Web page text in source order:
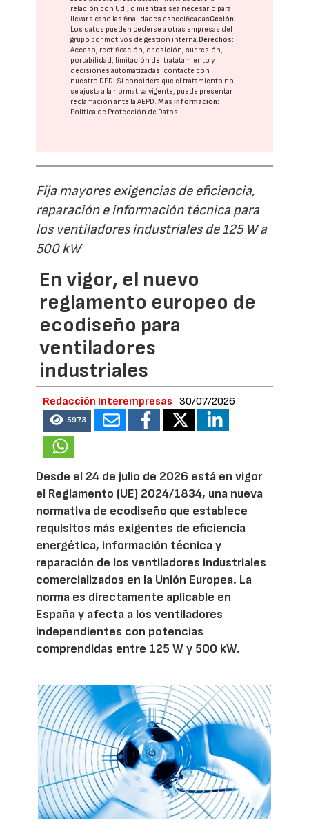
relación con Ud., o mientras sea necesario para
llevar a cabo las finalidades especificadasCesión:
Los datos pueden cederse a otras empresas del
grupo por motivos de gestión interna.Derechos:
Acceso, rectificación, oposición, supresión,
portabilidad, limitación del tratatamiento y
decisiones automatizadas: contacte con
nuestro DPD. Si considera que el tratamiento no
se ajusta a la normativa vigente, puede presentar
reclamación ante laAEPD.Más información:
Política de Protección de Datos
Fija mayores exigencias de eficiencia,
reparación e información técnica para
los ventiladores industriales de 125 W a
500 kW
En vigor, el nuevo
reglamento europeo de
ecodiseño para
ventiladores
industriales
Redacción Interempresas 30/07/2026
5973
Desde el 24 de julio de 2026 está en vigor
el Reglamento (UE) 2024/1834, una nueva
normativa de ecodiseño que establece
requisitos más exigentes de eficiencia
energética, información técnica y
reparación de los ventiladores industriales
comercializados en la Unión Europea. La
norma es directamente aplicable en
España y afecta a los ventiladores
independientes con potencias
comprendidas entre 125 W y 500 kW.